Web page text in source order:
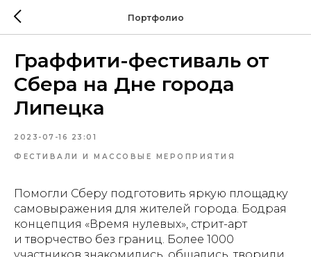
Портфолио
Граффити-фестиваль от
Сбера на Дне города
Липецка
2023-07-16 23:01
ФЕСТИВАЛИ И МАССОВЫЕ МЕРОПРИЯТИЯ
Помогли Сберу подготовить яркую площадку
самовыражения для жителей города. Бодрая
концепция «Время нулевых», стрит-арт
и творчество без границ. Более 1000